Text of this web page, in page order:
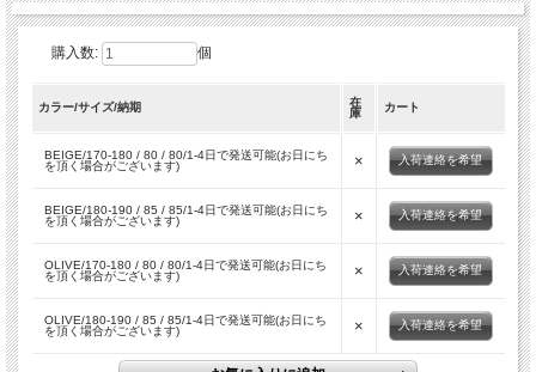
近年のミリタリーウエアではありますが、現在ではかなり希少性の高いカーゴパン
ツです。
【Sizeの目安】
【180-190 / 85 / 85】ウエスト約86cm/股上約31m /股下約85cm/裾幅23cm/わたり
この商品は、未使用の新品の放出品(デッドストック)です。
本来軍用品の為、通常のファッションアイテムとは異なり、サイズにより若干の仕
購入数: 個
カラー/サイズ/納期
在
庫
カート
BEIGE/170-180 / 80 / 80/1-4日で発送可能(お日にち
を頂く場合がございます)
× 入荷連絡を希望
BEIGE/180-190 / 85 / 85/1-4日で発送可能(お日にち
を頂く場合がございます)
× 入荷連絡を希望
OLIVE/170-180 / 80 / 80/1-4日で発送可能(お日にち
を頂く場合がございます)
× 入荷連絡を希望
OLIVE/180-190 / 85 / 85/1-4日で発送可能(お日にち
を頂く場合がございます)
× 入荷連絡を希望